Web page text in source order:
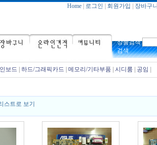
Home 로그인 회원가입 장바구니
상품검색
검색
보드 하드/그래픽카드 메모리/기타부품 시디룸 공임
스트로 보기